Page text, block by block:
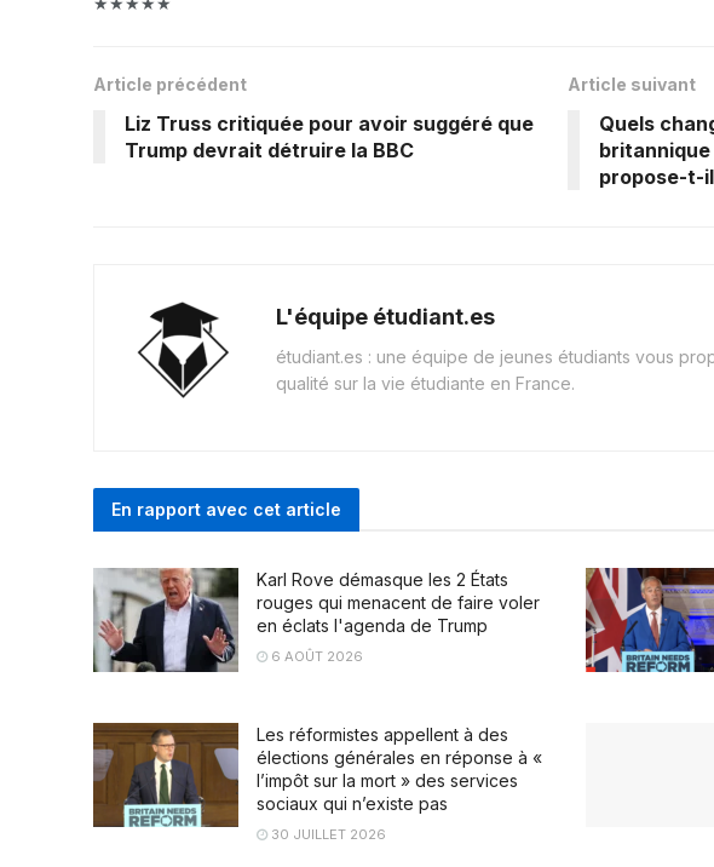
Article précédent
Liz Truss critiquée pour avoir suggéré que
Trump devrait détruire la BBC
Article suivant
Quels
propose-t-
L'équipe étudiant.es
étudiant.es : une équipe de jeunes étudiants vous
qualité sur la vie étudiante en France.
En rapport avec cet article
Karl Rove démasque les 2 États
rouges qui menacent de faire voler
en éclats l'agenda de Trump
6 AOÛT 2026
Les réformistes appellent à des
élections générales en réponse à «
l’impôt sur la mort » des services
sociaux qui n’existe pas
30 JUILLET 2026